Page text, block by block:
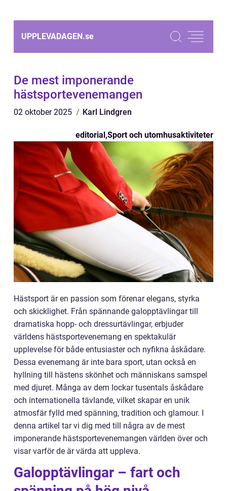
UPPLEVADAGEN.se
De mest imponerande
hästsportevenemangen
02 oktober 2025 Karl Lindgren
editorial,Sport och utomhusaktiviteter
Hästsport är en passion som förenar elegans, styrka
och skicklighet. Från spännande galopptävlingar till
dramatiska hopp- och dressurtävlingar, erbjuder
världens hästsportevenemang en spektakulär
upplevelse för både entusiaster och nyfikna åskådare.
Dessa evenemang är inte bara sport, utan också en
hyllning till hästens skönhet och människans samspel
med djuret. Många av dem lockar tusentals åskådare
och internationella tävlande, vilket skapar en unik
atmosfär fylld med spänning, tradition och glamour. I
denna artikel tar vi dig med till några av de mest
imponerande hästsportevenemangen världen över och
visar varför de är värda att uppleva.
Galopptävlingar – fart och